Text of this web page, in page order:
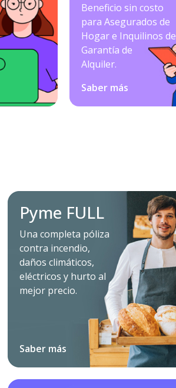
Beneficio sin costo
para Asegurados de
Hogar e Inquilinos de
Garantía de
Alquiler.
Saber más
Pyme FULL
Una completa póliza
contra incendio,
daños climáticos,
eléctricos y hurto al
mejor precio.
Saber más